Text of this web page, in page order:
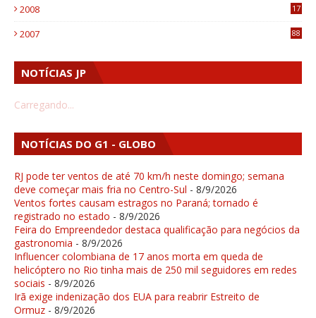
2008
17
2007 88
NOTÍCIAS JP
Carregando...
NOTÍCIAS DO G1 - GLOBO
RJ pode ter ventos de até 70 km/h neste domingo; semana
deve começar mais fria no Centro-Sul - 8/9/2026
Ventos fortes causam estragos no Paraná; tornado é
registrado no estado - 8/9/2026
Feira do Empreendedor destaca qualificação para negócios da
gastronomia - 8/9/2026
Influencer colombiana de 17 anos morta em queda de
helicóptero no Rio tinha mais de 250 mil seguidores em redes
sociais - 8/9/2026
Irã exige indenização dos EUA para reabrir Estreito de
Ormuz - 8/9/2026